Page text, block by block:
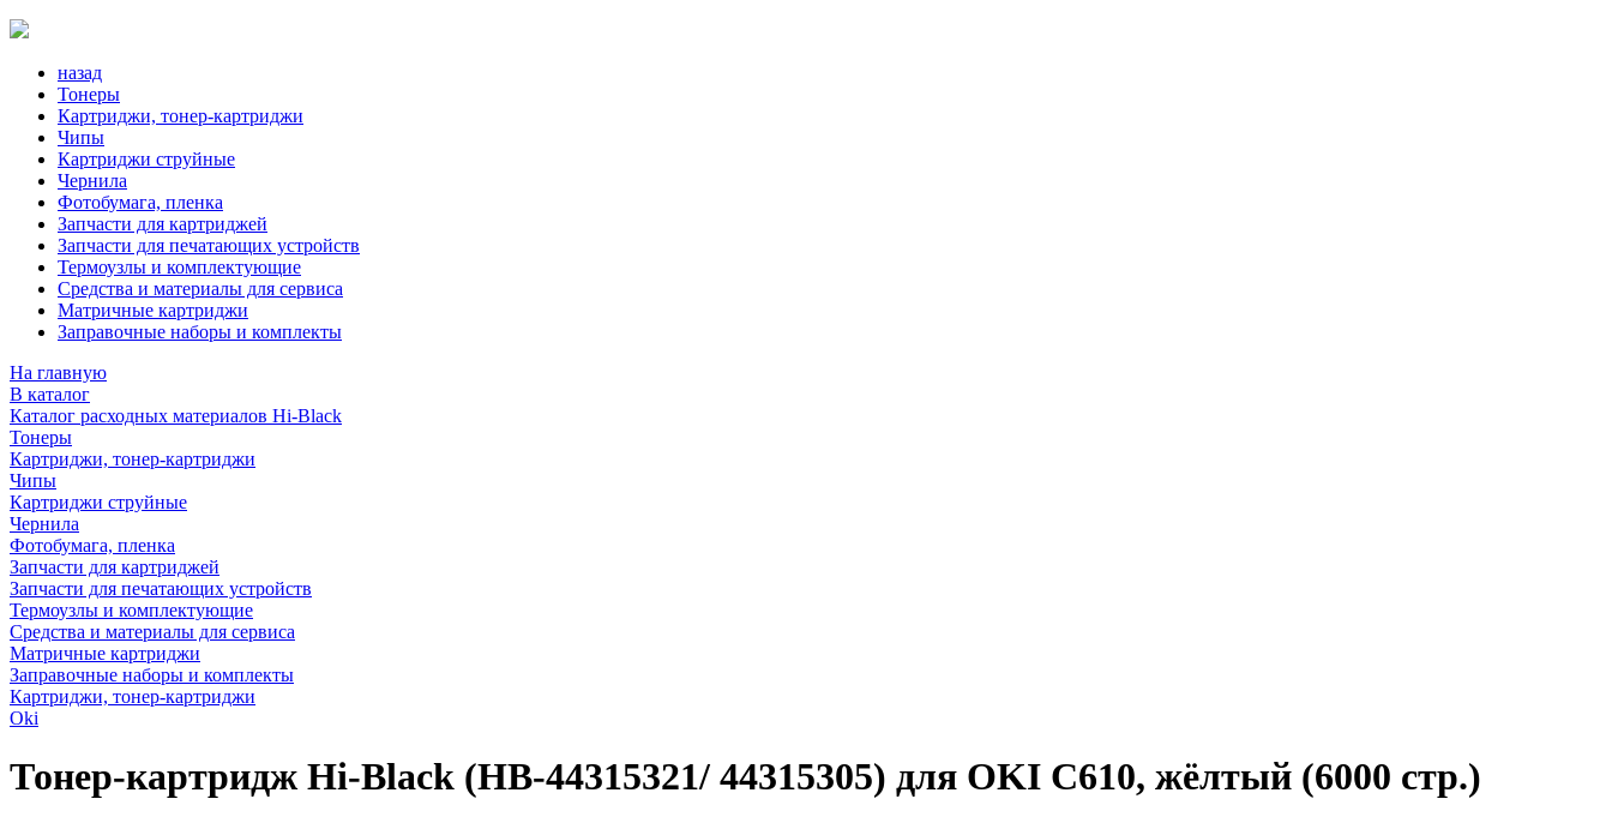
назад
Тонеры
Картриджи, тонер-картриджи
Чипы
Картриджи струйные
Чернила
Фотобумага, пленка
Запчасти для картриджей
Запчасти для печатающих устройств
Термоузлы и комплектующие
Средства и материалы для сервиса
Матричные картриджи
Заправочные наборы и комплекты
На главную
В каталог
Каталог расходных материалов Hi-Black
Тонеры
Картриджи, тонер-картриджи
Чипы
Картриджи струйные
Чернила
Фотобумага, пленка
Запчасти для картриджей
Запчасти для печатающих устройств
Термоузлы и комплектующие
Средства и материалы для сервиса
Матричные картриджи
Заправочные наборы и комплекты
Картриджи, тонер-картриджи
Oki
Тонер-картридж Hi-Black (HB-44315321/ 44315305) для OKI C610, жёлтый (6000 стр.)